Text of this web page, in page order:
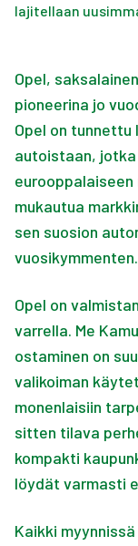
lajitellaan
Opel,
pioneerina jo
Opel on
autoistaan,
mukautua
sen suosion
vuosikymmenten.
Opel on
varrella. Me
ostaminen on
valikoiman
monenlaisiin
sitten tilava
kompakti
löydät varmasti
Kaikki